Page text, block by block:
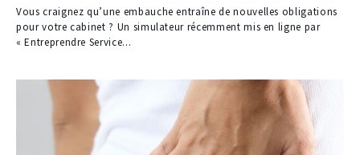
Vous craignez qu’une embauche entraîne de nouvelles obligations
pour votre cabinet ? Un simulateur récemment mis en ligne par
« Entreprendre Service...